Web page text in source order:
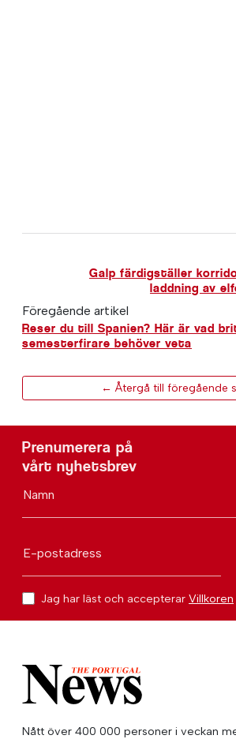
Galp färdigställer
laddning av
Föregående artikel
Reser du till Spanien? Här är vad
semesterfirare behöver veta
← Återgå till föregående
Prenumerera på
vårt nyhetsbrev
Namn
E-postadress
Jag har läst och accepterar Villkoren
Nått över 400 000 personer i veckan